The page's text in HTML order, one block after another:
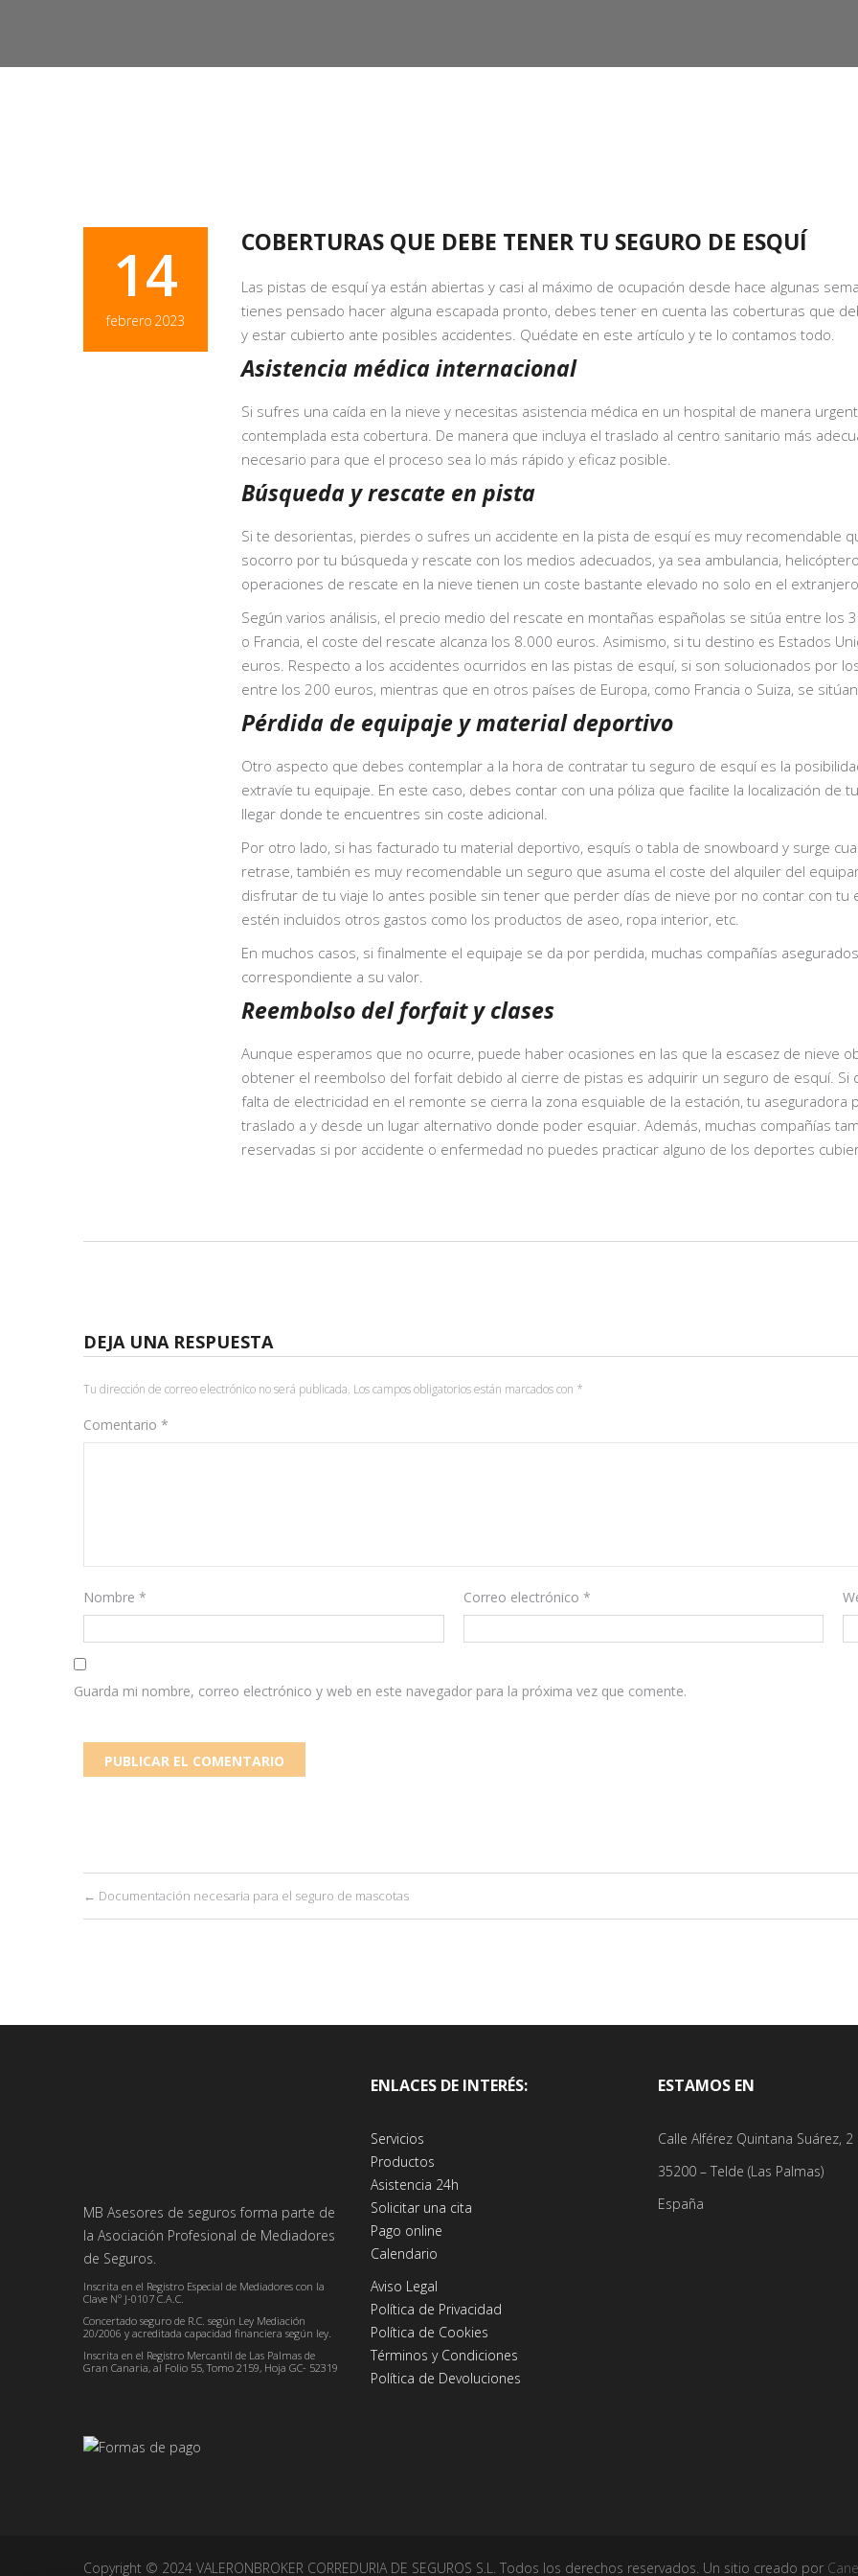
14
febrero 2023
COBERTURAS QUE DEBE TENER TU SEGURO DE ESQUÍ
Las pistas de esquí ya están abiertas y casi al máximo de ocupación desde hace algunas
tienes pensado hacer alguna escapada pronto, debes tener en cuenta las coberturas que
y estar cubierto ante posibles accidentes. Quédate en este artículo y te lo contamos todo.
Asistencia médica internacional
Si sufres una caída en la nieve y necesitas asistencia médica en un hospital de manera
contemplada esta cobertura. De manera que incluya el traslado al centro sanitario más
necesario para que el proceso sea lo más rápido y eficaz posible.
Búsqueda y rescate en pista
Si te desorientas, pierdes o sufres un accidente en la pista de esquí es muy recomendable
socorro por tu búsqueda y rescate con los medios adecuados, ya sea ambulancia,
operaciones de rescate en la nieve tienen un coste bastante elevado no solo en el
Según varios análisis, el precio medio del rescate en montañas españolas se sitúa entre los
o Francia, el coste del rescate alcanza los 8.000 euros. Asimismo, si tu destino es Estados
euros. Respecto a los accidentes ocurridos en las pistas de esquí, si son solucionados por
entre los 200 euros, mientras que en otros países de Europa, como Francia o Suiza, se
Pérdida de equipaje y material deportivo
Otro aspecto que debes contemplar a la hora de contratar tu seguro de esquí es la
extravíe tu equipaje. En este caso, debes contar con una póliza que facilite la localización de
llegar donde te encuentres sin coste adicional.
Por otro lado, si has facturado tu material deportivo, esquís o tabla de snowboard y surge
retrase, también es muy recomendable un seguro que asuma el coste del alquiler del
disfrutar de tu viaje lo antes posible sin tener que perder días de nieve por no contar con
estén incluidos otros gastos como los productos de aseo, ropa interior, etc.
En muchos casos, si finalmente el equipaje se da por perdida, muchas compañías
correspondiente a su valor.
Reembolso del forfait y clases
Aunque esperamos que no ocurre, puede haber ocasiones en las que la escasez de nieve
obtener el reembolso del forfait debido al cierre de pistas es adquirir un seguro de esquí. Si
falta de electricidad en el remonte se cierra la zona esquiable de la estación, tu
traslado a y desde un lugar alternativo donde poder esquiar. Además, muchas compañías
reservadas si por accidente o enfermedad no puedes practicar alguno de los deportes
DEJA UNA RESPUESTA
Tu dirección de correo electrónico no será publicada. Los campos obligatorios están marcados con *
Comentario *
Nombre * Correo electrónico *
Guarda mi nombre, correo electrónico y web en este navegador para la próxima vez que comente.
← Documentación necesaria para el seguro de mascotas
MB Asesores de seguros forma parte de
la Asociación Profesional de Mediadores
de Seguros.
Inscrita en el Registro Especial de Mediadores con la
Clave Nº J-0107 C.A.C.
Concertado seguro de R.C. según Ley Mediación
20/2006 y acreditada capacidad financiera según ley.
Inscrita en el Registro Mercantil de Las Palmas de
Gran Canaria, al Folio 55, Tomo 2159, Hoja GC- 52319
ENLACES DE INTERÉS:
Servicios
Productos
Asistencia 24h
Solicitar una cita
Pago online
Calendario
Aviso Legal
Política de Privacidad
Política de Cookies
Términos y Condiciones
Política de Devoluciones
ESTAMOS EN
Calle Alférez Quintana Suárez, 2
35200 – Telde (Las Palmas)
España
Copyright © 2024 VALERONBROKER CORREDURIA DE SEGUROS S.L. Todos los derechos reservados. Un sitio creado por